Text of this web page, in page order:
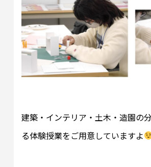
建築・インテリア・土木・造園の
る体験授業をご用意していますよ